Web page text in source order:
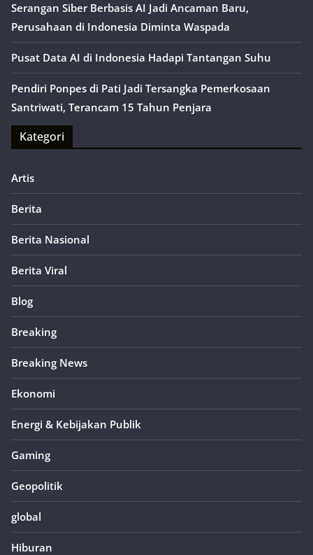
Serangan Siber Berbasis AI Jadi Ancaman Baru,
Perusahaan di Indonesia Diminta Waspada
Pusat Data AI di Indonesia Hadapi Tantangan Suhu
Pendiri Ponpes di Pati Jadi Tersangka Pemerkosaan
Santriwati, Terancam 15 Tahun Penjara
Kategori
Artis
Berita
Berita Nasional
Berita Viral
Blog
Breaking
Breaking News
Ekonomi
Energi & Kebijakan Publik
Gaming
Geopolitik
global
Hiburan